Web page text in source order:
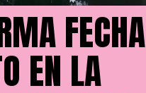
FECHA
EN LA